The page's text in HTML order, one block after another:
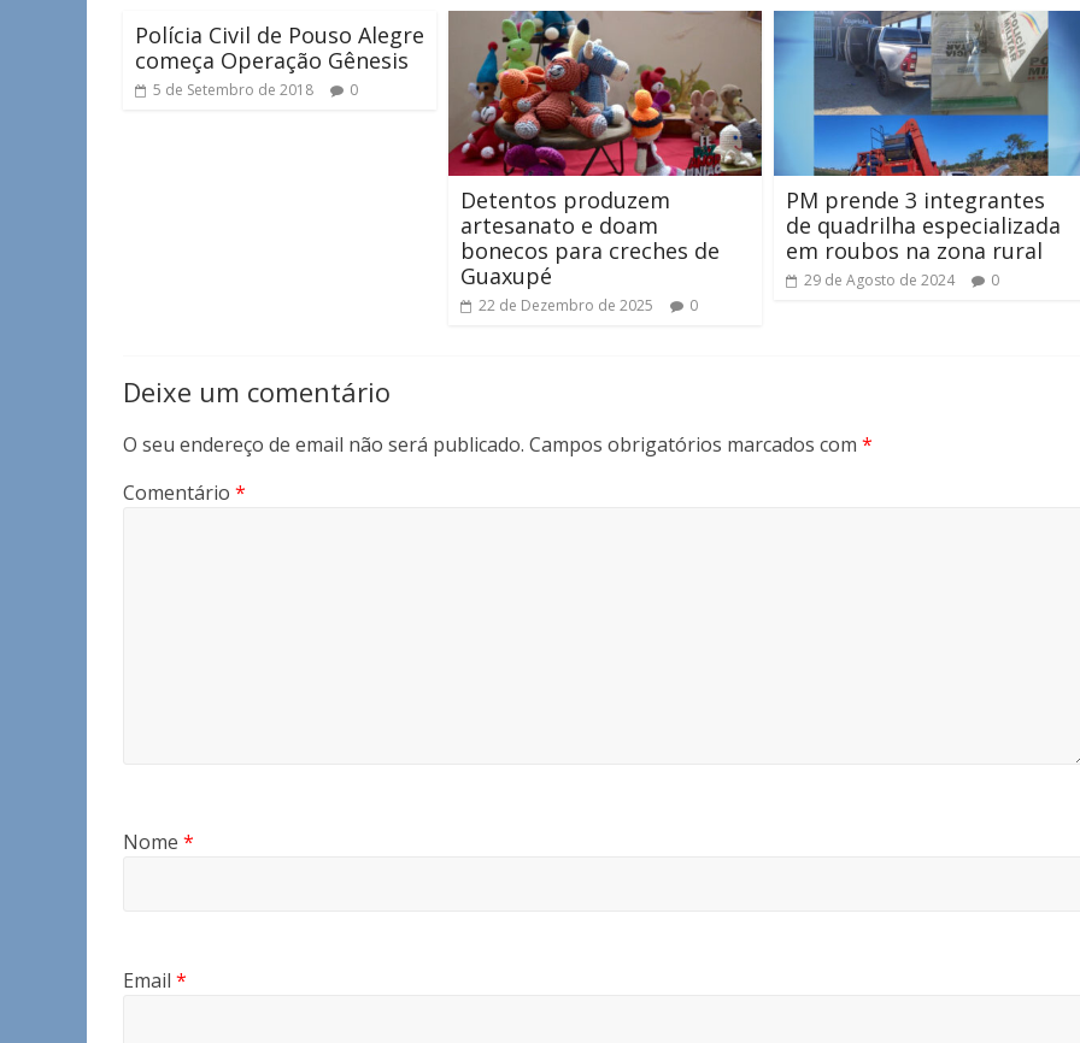
Polícia Civil de Pouso Alegre
começa Operação Gênesis
5 de Setembro de 2018 0
Detentos produzem
artesanato e doam
bonecos para creches de
Guaxupé
22 de Dezembro de 2025 0
PM prende 3 integrantes
de quadrilha especializada
em roubos na zona rural
29 de Agosto de 2024 0
Deixe um comentário
O seu endereço de email não será publicado. Campos obrigatórios marcados com *
Comentário *
Nome *
Email *